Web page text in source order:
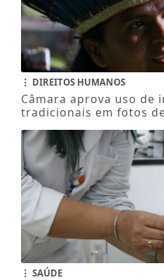
DIREITOS HUMANOS
Câmara aprova uso de
tradicionais em fotos
SAÚDE